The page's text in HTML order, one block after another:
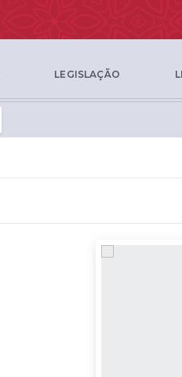
LEGISLAÇÃO